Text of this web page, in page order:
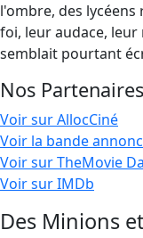
l'ombre, des
foi, leur audace,
semblait pourtant
Nos Partenaires
Voir sur AllocCiné
Voir la bande
Voir sur TheMovie
Voir sur IMDb
Des Minions